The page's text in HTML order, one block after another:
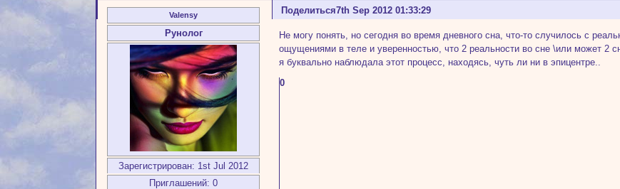
Поделиться7th Sep 2012 01:33:29
Valensy
Рунолог
Зарегистрирован: 1st Jul 2012
Приглашений: 0
Не могу понять, но сегодня во время дневного сна, что-то случилось с
ощущениями в теле и уверенностью, что 2 реальности во сне \или может 2
я буквально наблюдала этот процесс, находясь, чуть ли ни в эпицентре..
0